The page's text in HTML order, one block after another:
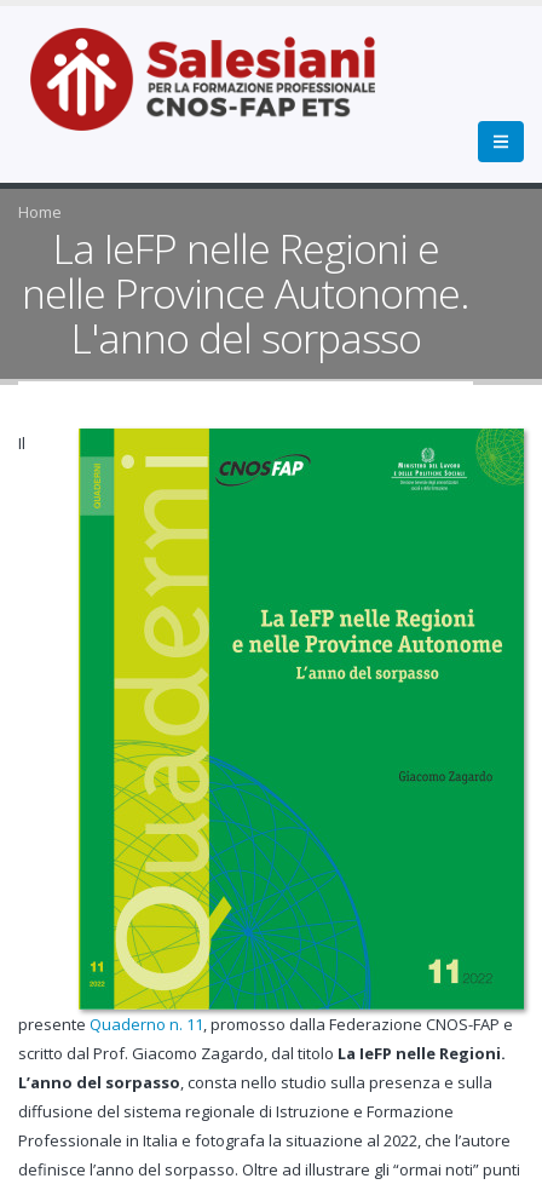
Home
La IeFP nelle Regioni e
nelle Province Autonome.
L'anno del sorpasso
Il
presente Quaderno n. 11, promosso dalla Federazione CNOS-FAP e
scritto dal Prof. Giacomo Zagardo, dal titolo La IeFP nelle Regioni.
L’anno del sorpasso, consta nello studio sulla presenza e sulla
diffusione del sistema regionale di Istruzione e Formazione
Professionale in Italia e fotografa la situazione al 2022, che l’autore
definisce l’anno del sorpasso. Oltre ad illustrare gli “ormai noti” punti